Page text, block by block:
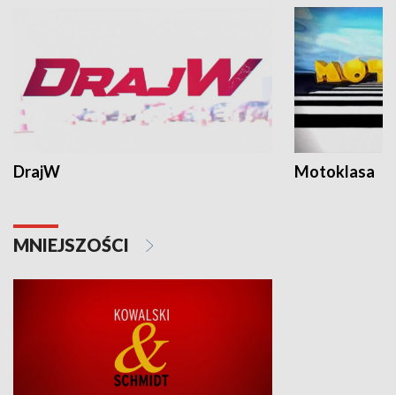
DrajW Motoklasa
MNIEJSZOŚCI